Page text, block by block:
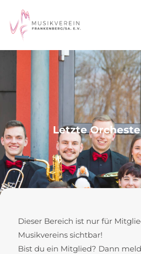
Inhalt
springen
Letzte
Dieser Bereich ist nur für
Musikvereins sichtbar!
Bist du ein Mitglied? Dann